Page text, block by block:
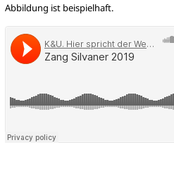
Abbildung ist beispielhaft.